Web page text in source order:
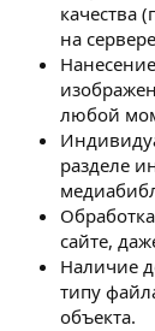
качества
на
любой
разделе
сайте,
Наличие
типу
объекта.